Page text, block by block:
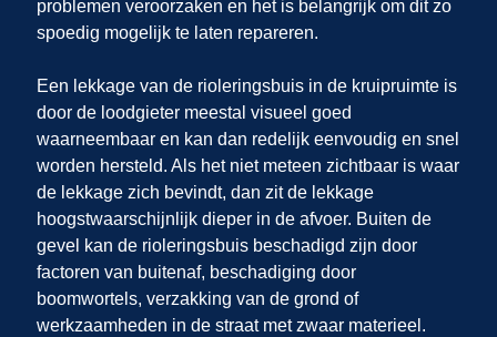
problemen veroorzaken en het is belangrijk om dit zo
spoedig mogelijk te laten repareren.
Een lekkage van de rioleringsbuis in de kruipruimte is
door de loodgieter meestal visueel goed
waarneembaar en kan dan redelijk eenvoudig en snel
worden hersteld. Als het niet meteen zichtbaar is waar
de lekkage zich bevindt, dan zit de lekkage
hoogstwaarschijnlijk dieper in de afvoer. Buiten de
gevel kan de rioleringsbuis beschadigd zijn door
factoren van buitenaf, beschadiging door
boomwortels, verzakking van de grond of
werkzaamheden in de straat met zwaar materieel.